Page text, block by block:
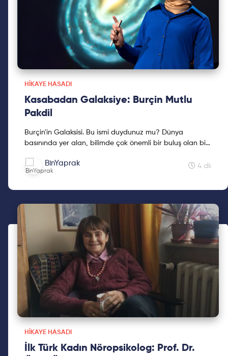
HIKAYE HASADI
Kasabadan Galaksiye: Burçin Mutlu
Pakdil
Burçin'in Galaksisi. Bu ismi duydunuz mu? Dünya
basınında yer alan, bilimde çok önemli bir buluş olan bir
bahsetmeden edemeyiz. Burçin Mutlu Pakdil, başarılarla
ve cesaretle dolu hikayesini bir de biz konuşalım.
BinYaprak 4 dk
HIKAYE HASADI
İlk Türk Kadın Nöropsikolog: Prof. Dr.